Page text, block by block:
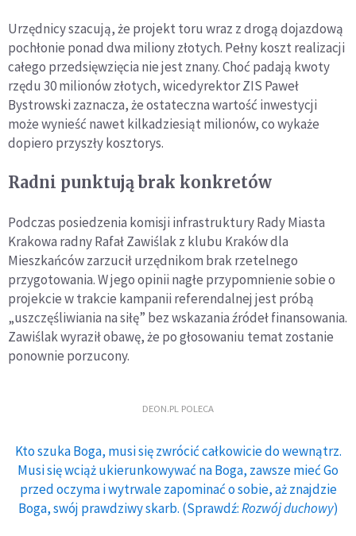
Urzędnicy szacują, że projekt toru wraz z drogą dojazdową
pochłonie ponad dwa miliony złotych. Pełny koszt realizacji
całego przedsięwzięcia nie jest znany. Choć padają kwoty
rzędu 30 milionów złotych, wicedyrektor ZIS Paweł
Bystrowski zaznacza, że ostateczna wartość inwestycji
może wynieść nawet kilkadziesiąt milionów, co wykaże
dopiero przyszły kosztorys.
Radni punktują brak konkretów
Podczas posiedzenia komisji infrastruktury Rady Miasta
Krakowa radny Rafał Zawiślak z klubu Kraków dla
Mieszkańców zarzucił urzędnikom brak rzetelnego
przygotowania. W jego opinii nagłe przypomnienie sobie o
projekcie w trakcie kampanii referendalnej jest próbą
„uszczęśliwiania na siłę” bez wskazania źródeł finansowania.
Zawiślak wyraził obawę, że po głosowaniu temat zostanie
ponownie porzucony.
DEON.PL POLECA
Kto szuka Boga, musi się zwrócić całkowicie do wewnątrz.
Musi się wciąż ukierunkowywać na Boga, zawsze mieć Go
przed oczyma i wytrwale zapominać o sobie, aż znajdzie
Boga, swój prawdziwy skarb. (Sprawdź:Rozwój duchowy)